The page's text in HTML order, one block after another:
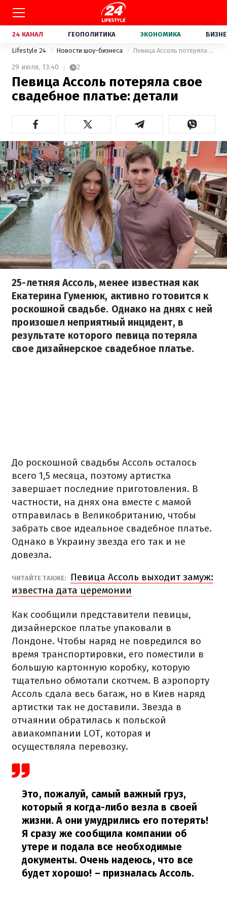
24 КАНАЛ ГЕОПОЛИТИКА ЭКОНОМИКА
Lifestyle 24 Новости шоу-бизнеса Певица Ассоль потеряла свое свадебное платье: детали
29 июля, 13:40 2
Певица Ассоль потеряла свое
свадебное платье: детали
25-летняя Ассоль, менее известная как
Екатерина Гуменюк, активно готовится к
роскошной свадьбе. Однако на днях с ней
произошел неприятный инцидент, в
результате которого певица потеряла
свое дизайнерское свадебное платье.
До роскошной свадьбы Ассоль осталось
всего 1,5 месяца, поэтому артистка
завершает последние приготовления. В
частности, на днях она вместе с мамой
отправилась в Великобританию, чтобы
забрать свое идеальное свадебное платье.
Однако в Украину звезда его так и не
довезла.
ЧИТАЙТЕ ТАКЖЕ:
Певица Ассоль выходит замуж:
известна дата церемонии
Как сообщили представители певицы,
дизайнерское платье упаковали в
Лондоне. Чтобы наряд не повредился во
время транспортировки, его поместили в
большую картонную коробку, которую
тщательно обмотали скотчем. В аэропорту
Ассоль сдала весь багаж, но в Киев наряд
артистки так не доставили. Звезда в
отчаянии обратилась к польской
авиакомпании LOT, которая и
осуществляла перевозку.
Это, пожалуй, самый важный груз,
который я когда-либо везла в своей
жизни. А они умудрились его потерять!
Я сразу же сообщила компании об
утере и подала все необходимые
документы. Очень надеюсь, что все
будет хорошо! – призналась Ассоль.